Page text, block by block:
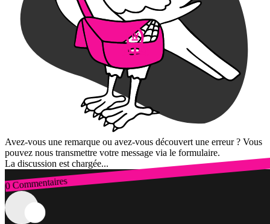
Avez-vous une remarque ou avez-vous découvert une erreur ? Vous
pouvez nous transmettre votre message via le formulaire.
La discussion est chargée...
0 Commentaires
Connexion